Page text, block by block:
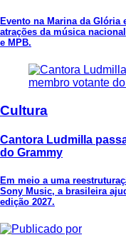
Evento na Marina da Glória
atrações da música
e MPB.
Cultura
Cantora Ludmilla
do Grammy
Em meio a uma
Sony Music, a brasileira
edição 2027.